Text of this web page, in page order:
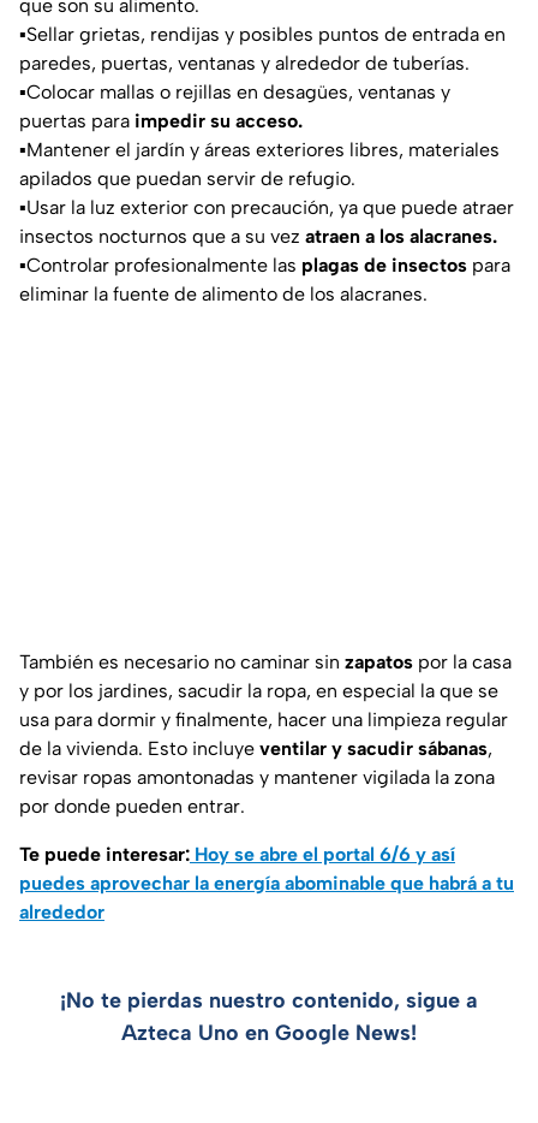
que son su alimento.
▪️Sellar grietas, rendijas y posibles puntos de entrada en
paredes, puertas, ventanas y alrededor de tuberías.
▪️Colocar mallas o rejillas en desagües, ventanas y
puertas para impedir su acceso.
▪️Mantener el jardín y áreas exteriores libres, materiales
apilados que puedan servir de refugio.
▪️Usar la luz exterior con precaución, ya que puede atraer
insectos nocturnos que a su vez atraen a los alacranes.
▪️Controlar profesionalmente las plagas de insectos para
eliminar la fuente de alimento de los alacranes.
También es necesario no caminar sin zapatos por la casa
y por los jardines, sacudir la ropa, en especial la que se
usa para dormir y finalmente, hacer una limpieza regular
de la vivienda. Esto incluye ventilar y sacudir sábanas,
revisar ropas amontonadas y mantener vigilada la zona
por donde pueden entrar.
Te puede interesar: Hoy se abre el portal 6/6 y así
puedes aprovechar la energía abominable que habrá a tu
alrededor
¡No te pierdas nuestro contenido, sigue a
Azteca Uno en Google News!